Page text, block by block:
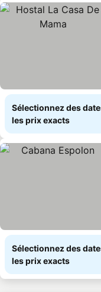
Sélectionnez des
les prix exacts
Sélectionnez des
les prix exacts